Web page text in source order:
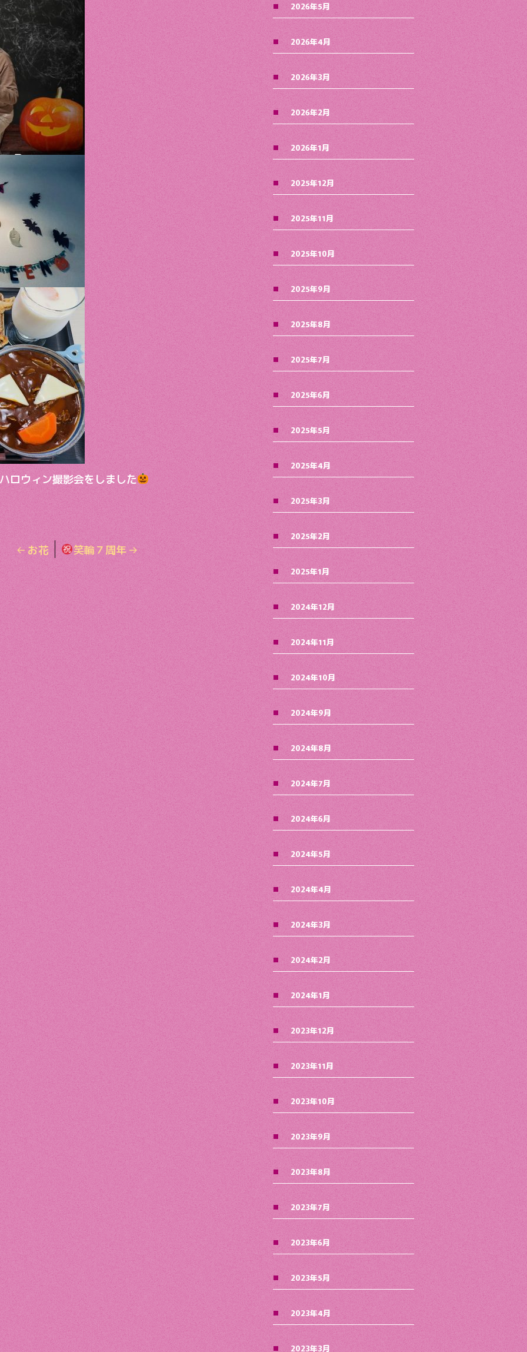
ロウィン撮影会をしました
←お花 笑輪７周年→
2026年5月
2026年4月
2026年3月
2026年2月
2026年1月
2025年12月
2025年11月
2025年10月
2025年9月
2025年8月
2025年7月
2025年6月
2025年5月
2025年4月
2025年3月
2025年2月
2025年1月
2024年12月
2024年11月
2024年10月
2024年9月
2024年8月
2024年7月
2024年6月
2024年5月
2024年4月
2024年3月
2024年2月
2024年1月
2023年12月
2023年11月
2023年10月
2023年9月
2023年8月
2023年7月
2023年6月
2023年5月
2023年4月
2023年3月